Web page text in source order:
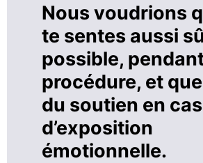
Nous voudrions
te sentes aussi
possible,
procédure, et
du soutien en cas
d’exposition
émotionnelle.